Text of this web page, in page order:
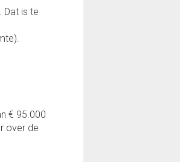
Dat is te
€ 95.000
over de